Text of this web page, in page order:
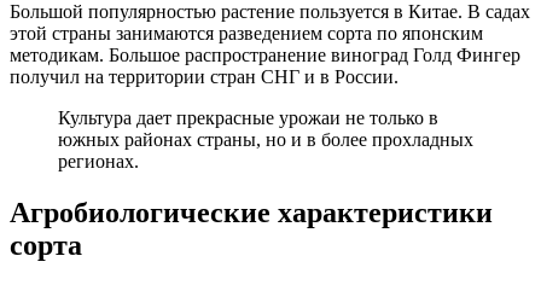
Большой популярностью растение пользуется в Китае. В садах
этой страны занимаются разведением сорта по японским
методикам. Большое распространение виноград Голд Фингер
получил на территории стран СНГ и в России.
Культура дает прекрасные урожаи не только в
южных районах страны, но и в более прохладных
регионах.
Агробиологические характеристики
сорта